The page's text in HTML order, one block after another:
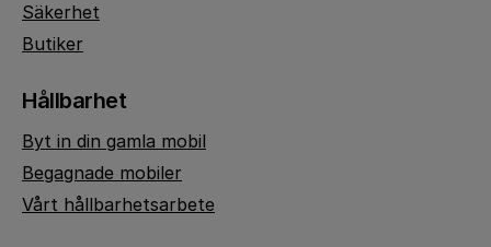
Säkerhet
Butiker
Hållbarhet
Byt in din gamla mobil
Begagnade mobiler
Vårt hållbarhetsarbete